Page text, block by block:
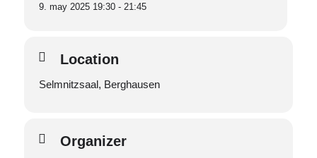
9. may 2025 19:30 - 21:45
Location
Selmnitzsaal, Berghausen
Organizer